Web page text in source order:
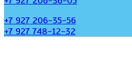
+7 927 206-35-56
+7 927 748-12-32